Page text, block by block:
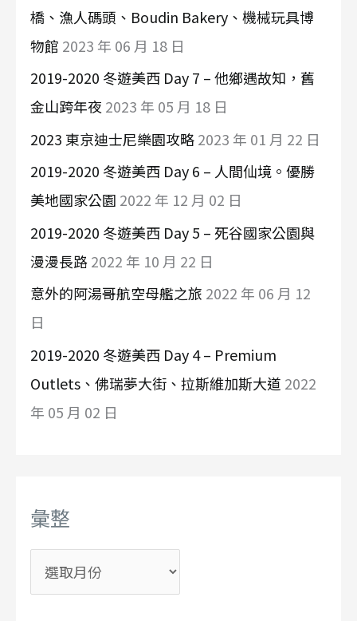
橋、漁人碼頭、Boudin Bakery、機械玩具博
物館 2023 年 06 月 18 日
2019-2020 冬遊美西 Day 7 – 他鄉遇故知，舊
金山跨年夜 2023 年 05 月 18 日
2023 東京迪士尼樂園攻略 2023 年 01 月 22 日
2019-2020 冬遊美西 Day 6 – 人間仙境。優勝
美地國家公園 2022 年 12 月 02 日
2019-2020 冬遊美西 Day 5 – 死谷國家公園與
漫漫長路 2022 年 10 月 22 日
意外的阿湯哥航空母艦之旅 2022 年 06 月 12
日
2019-2020 冬遊美西 Day 4 – Premium
Outlets、佛瑞夢大街、拉斯維加斯大道 2022
年 05 月 02 日
彙整
整